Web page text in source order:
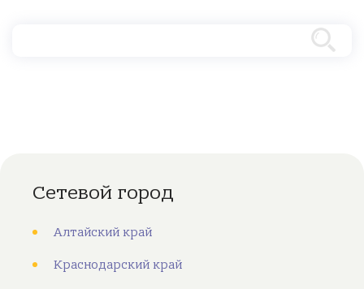
Сетевой город
Алтайский край
Краснодарский край